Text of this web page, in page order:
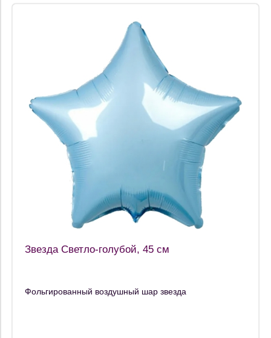
Звезда Светло-голубой, 45 см
Фольгированный воздушный шар звезда